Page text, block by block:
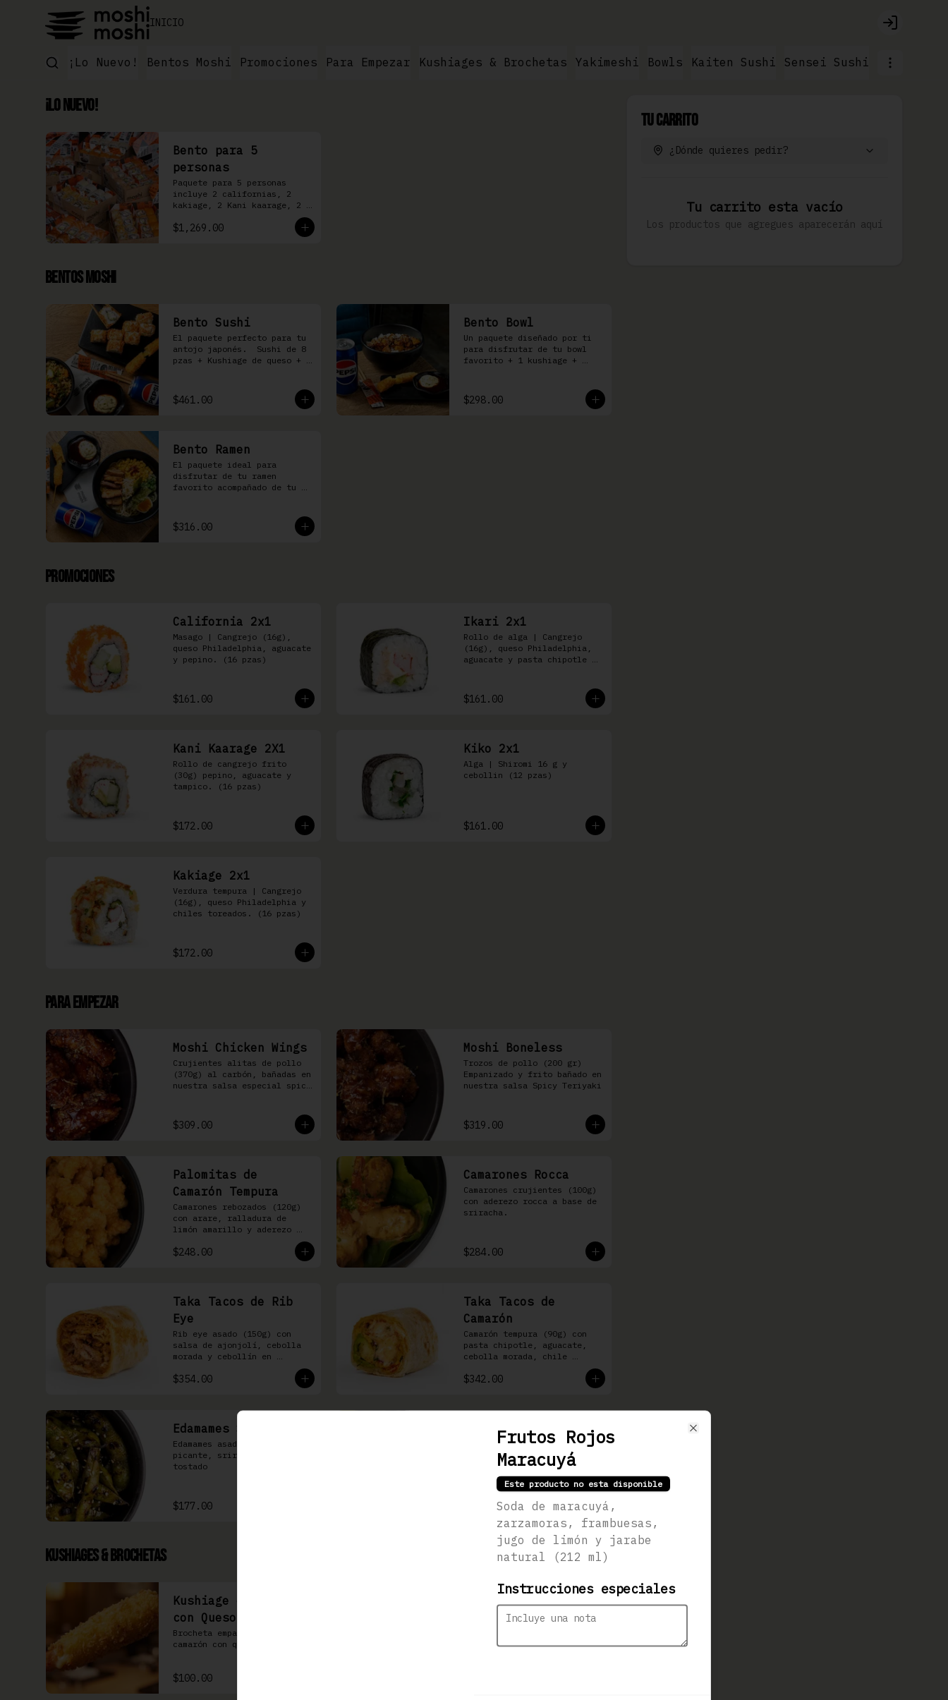
INICIO Login
¡Lo Nuevo! Bentos Moshi Promociones Para Empezar Kushiages & Brochetas Yakimeshi Bowls Kaiten Sushi Sensei Sushi Ramen &
¡Lo Nuevo!
Bento para 5
personas
Paquete para 5 personas
incluye 2 californias, 2
kakiage, 2 Kani kaarage, 2
Kakashi
$1,269.00
Bentos Moshi
Bento Sushi
El paquete perfecto para tu
antojo japonés.  Sushi de 8
pzas + Kushiage de queso +
$461.00
Bento Bowl
Un paquete diseñado por ti
para disfrutar de tu bowl
favorito + 1 kushiage +
$298.00
Bento Ramen
El paquete ideal para
disfrutar de tu ramen
favorito acompañado de tu
$316.00
Promociones
California 2x1
Masago | Cangrejo (16g),
queso Philadelphia, aguacate
y pepino. (16 pzas)
$161.00
Ikari 2x1
Rollo de alga | Cangrejo
(16g), queso Philadelphia,
aguacate y pasta chipotle
$161.00
Kani Kaarage 2X1
Rollo de cangrejo frito
(30g) pepino, aguacate y
tampico. (16 pzas)
$172.00
Kiko 2x1
Alga | Shiromi 16 g y
cebollin (12 pzas)
$161.00
Kakiage 2x1
Verdura tempura | Cangrejo
(16g), queso Philadelphia y
chiles toreados. (16 pzas)
$172.00
Para Empezar
Moshi Chicken Wings
Crujientes alitas de pollo
(370g) al carbón, bañadas en
nuestra salsa especial spicy
$309.00
Moshi Boneless
Trozos de pollo (200 gr)
Empanizado y frito bañado en
nuestra salsa Spicy Teriyaki
$319.00
Palomitas de
Camarón Tempura
Camarones rebozados (120g)
con arare, ralladura de
limón amarillo y aderezo
$248.00
Camarones Rocca
Camarones crujientes (100g)
con aderezo rocca a base de
sriracha.
$284.00
Taka Tacos de Rib
Eye
Rib eye asado (150g) con
salsa de ajonjolí, cebolla
morada y cebollín en
$354.00
Taka Tacos de
Camarón
Camarón tempura (90g) con
pasta chipotle, aguacate,
cebolla morada, chile
tortilla de harina
$342.00
Edamames Spicy
Edamames asados, soya
picante, sriracha & ajonjolí
tostado
$177.00
Edamames Naturales
Vainas de frijol japonés al
vapor con sal del Himalaya
$141.00
Kushiages & Brochetas
Kushiage de Camarón
con Queso
Brocheta empanizada de
camarón con queso gouda
$100.00
Kushiage de Plátano
con Queso
queso Philadelphia
Tu Carrito
¿Dónde quieres pedir?
Tu carrito esta vacío
Los productos que agregues aparecerán aquí
Frutos Rojos
Maracuyá
Este producto no esta disponible
Soda de maracuyá,
zarzamoras, frambuesas,
jugo de limón y jarabe
natural (212 ml)
Instrucciones especiales